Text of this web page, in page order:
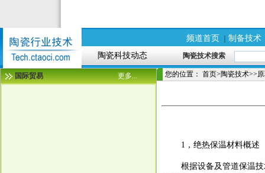
频道首页 制备技术
陶瓷科技动态 陶瓷技术搜索
国际贸易 更多... 您的位置： 首页>陶瓷技术>>
1，绝热保温材料概述
根据设备及管道保温技